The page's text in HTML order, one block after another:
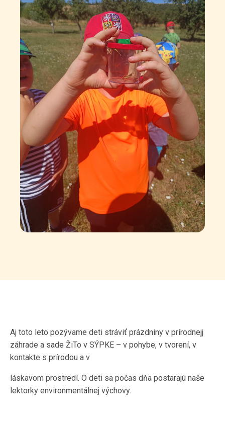
Aj toto leto pozývame deti stráviť prázdniny v prírodnejj
záhrade a sade ŽiTo v SÝPKE – v pohybe, v tvorení, v
kontakte s prírodou a v
láskavom prostredí. O deti sa počas dňa postarajú naše
lektorky environmentálnej výchovy.